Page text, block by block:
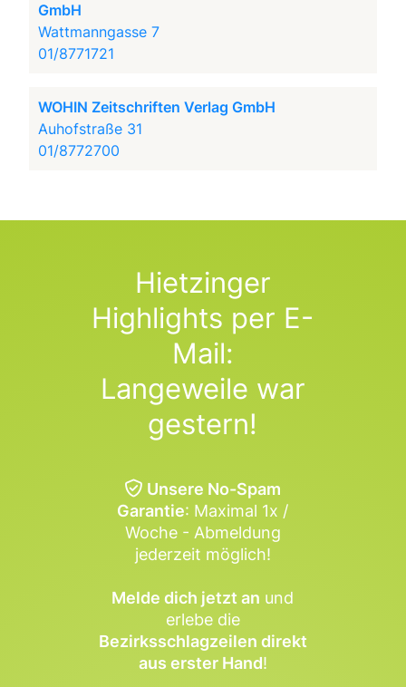
GmbH
Wattmanngasse 7
01/8771721
WOHIN Zeitschriften Verlag GmbH
Auhofstraße 31
01/8772700
Hietzinger
Highlights per E-
Mail:
Langeweile war
gestern!
Unsere No-Spam
Garantie: Maximal 1x /
Woche - Abmeldung
jederzeit möglich!
Melde dich jetzt an und
erlebe die
Bezirksschlagzeilen direkt
aus erster Hand!